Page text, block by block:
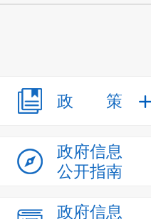
政策
政府信息
公开指南
政府信息